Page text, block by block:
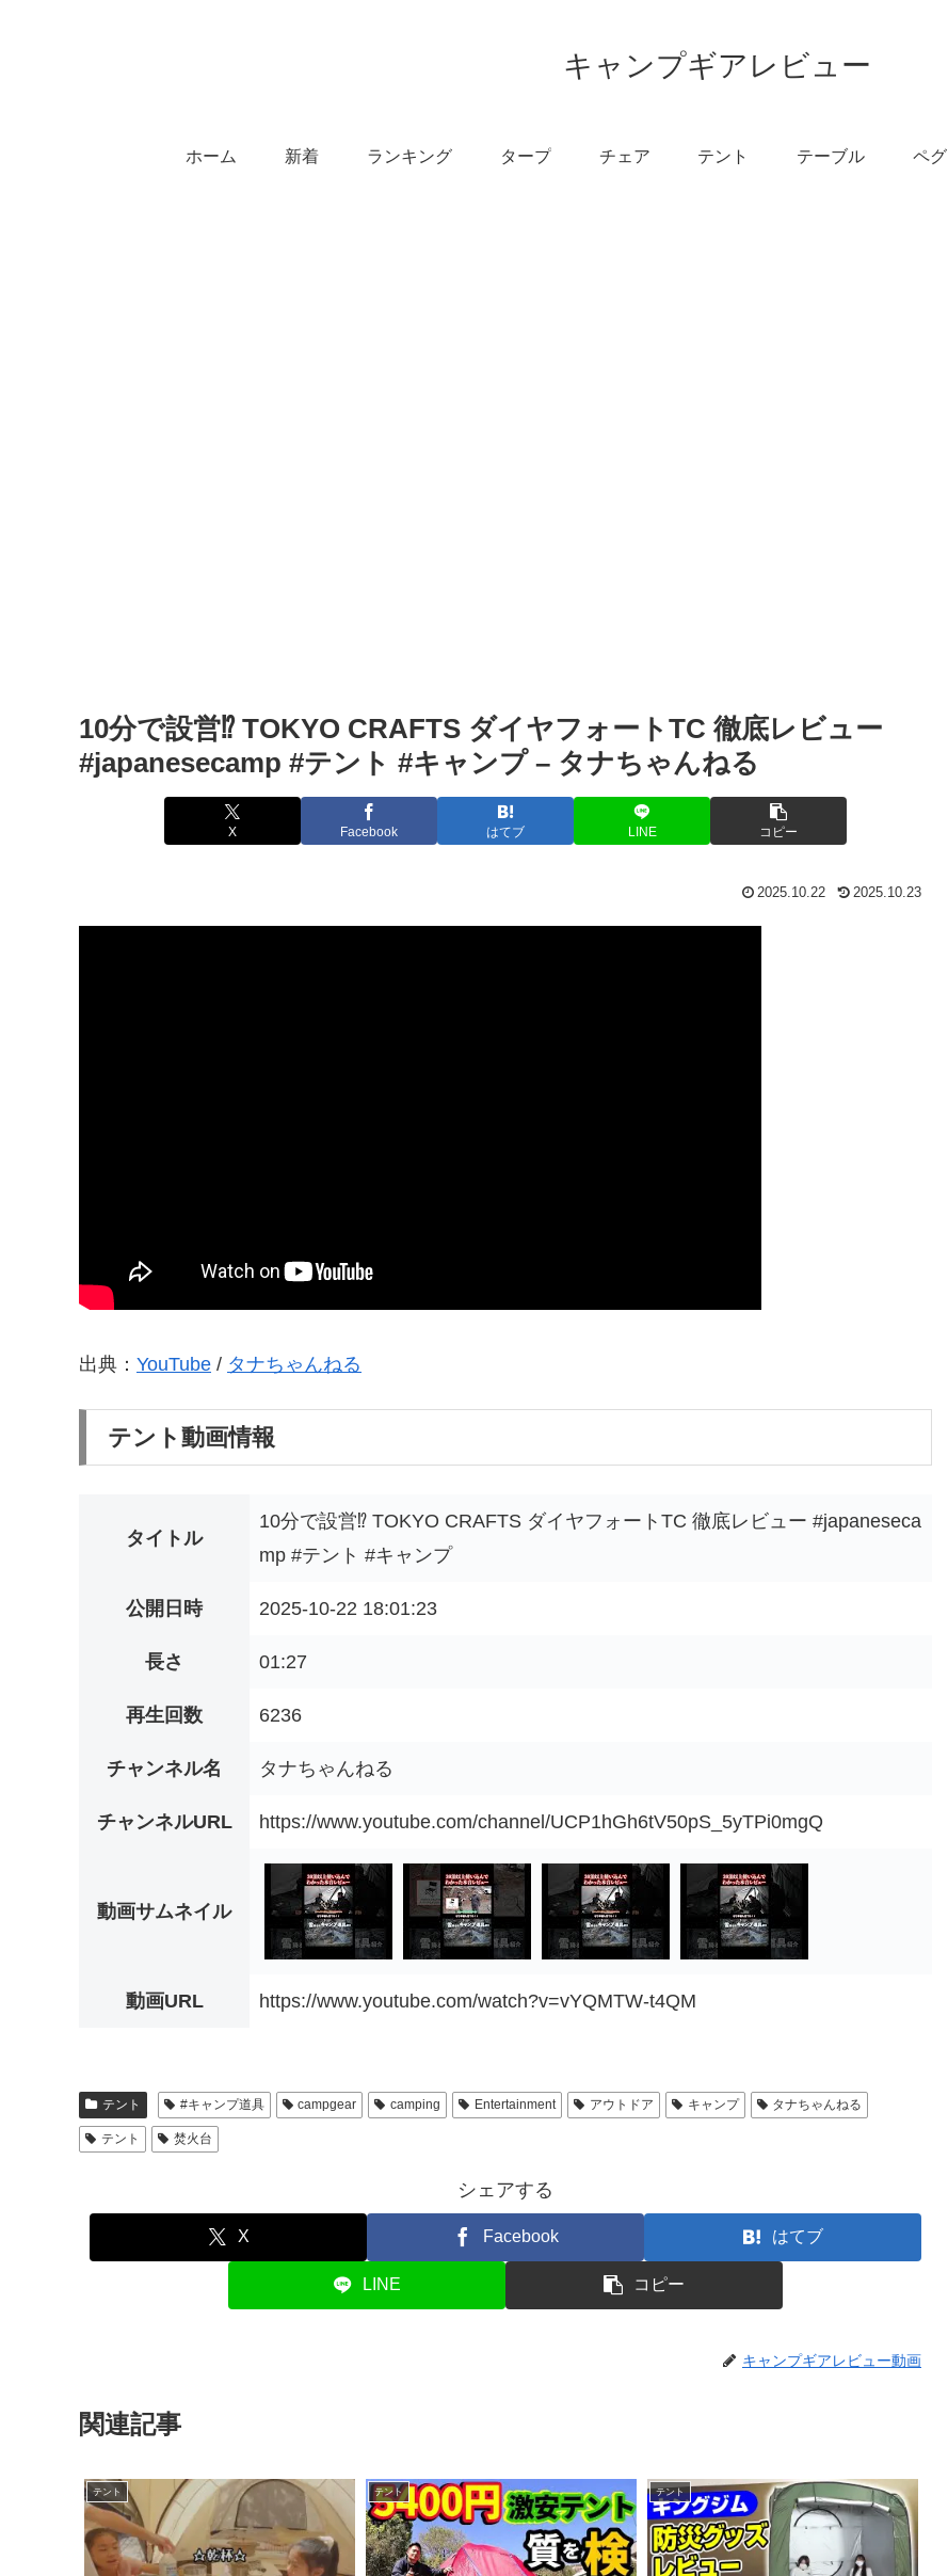
キャンプギアレビュー
ホーム 新着 ランキング タープ チェア テント テーブル ペグ
10分で設営⁉ TOKYO CRAFTS ダイヤフォートTC 徹底レビュー
#japanesecamp #テント #キャンプ – タナちゃんねる
X Facebook はてブ LINE コピー
2025.10.22 2025.10.23
出典： YouTube / タナちゃんねる
テント動画情報
タイトル
10分で設営⁉ TOKYO CRAFTS ダイヤフォートTC 徹底レビュー #japaneseca
mp #テント #キャンプ
公開日時 2025-10-22 18:01:23
長さ 01:27
再生回数 6236
チャンネル名 タナちゃんねる
チャンネルURL https://www.youtube.com/channel/UCP1hGh6tV50pS_5yTPi0mgQ
動画サムネイル
動画URL https://www.youtube.com/watch?v=vYQMTW-t4QM
テント #キャンプ道具 campgear camping Entertainment アウトドア キャンプ タナちゃんねる
テント 焚火台
シェアする
X Facebook はてブ
LINE コピー
キャンプギアレビュー動画
関連記事
テント テント テント